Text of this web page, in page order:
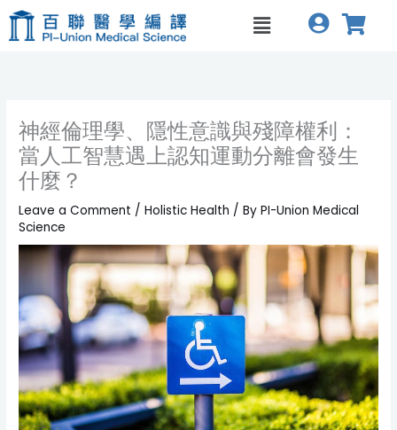
Skip
content
Menu
神經倫理學、隱性意識與殘障權利：
當人工智慧遇上認知運動分離會發生
什麼？
Leave a Comment /Holistic Health / ByPI-Union Medical
Science